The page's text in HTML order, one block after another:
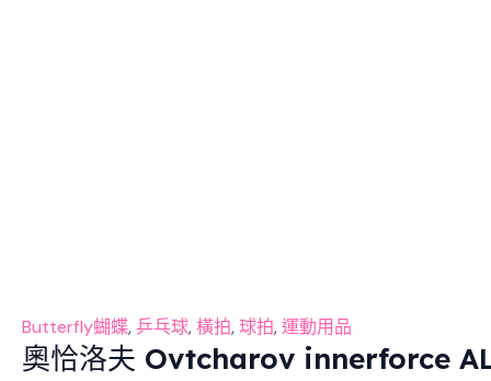
Butterfly蝴蝶,乒乓球,橫拍,球拍,運動用品
奧恰洛夫 Ovtcharov innerforce